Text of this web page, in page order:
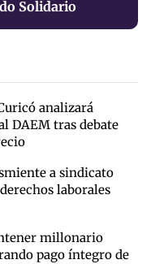
Solidario
analizará
DAEM tras debate
a sindicato
laborales
millonario
pago íntegro de